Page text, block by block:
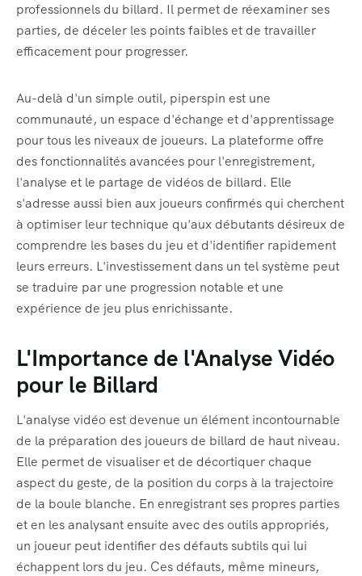
professionnels du billard. Il permet de réexaminer ses
parties, de déceler les points faibles et de travailler
efficacement pour progresser.
Au-delà d'un simple outil, piperspin est une
communauté, un espace d'échange et d'apprentissage
pour tous les niveaux de joueurs. La plateforme offre
des fonctionnalités avancées pour l'enregistrement,
l'analyse et le partage de vidéos de billard. Elle
s'adresse aussi bien aux joueurs confirmés qui cherchent
à optimiser leur technique qu'aux débutants désireux de
comprendre les bases du jeu et d'identifier rapidement
leurs erreurs. L'investissement dans un tel système peut
se traduire par une progression notable et une
expérience de jeu plus enrichissante.
L'Importance de l'Analyse Vidéo
pour le Billard
L'analyse vidéo est devenue un élément incontournable
de la préparation des joueurs de billard de haut niveau.
Elle permet de visualiser et de décortiquer chaque
aspect du geste, de la position du corps à la trajectoire
de la boule blanche. En enregistrant ses propres parties
et en les analysant ensuite avec des outils appropriés,
un joueur peut identifier des défauts subtils qui lui
échappent lors du jeu. Ces défauts, même mineurs,